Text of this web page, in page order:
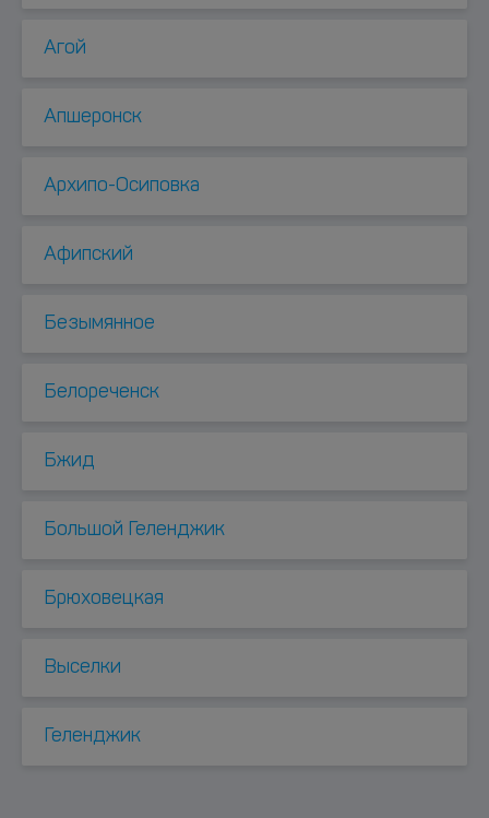
Агой
Апшеронск
Архипо-Осиповка
Афипский
Безымянное
Белореченск
Бжид
Большой Геленджик
Брюховецкая
Выселки
Геленджик